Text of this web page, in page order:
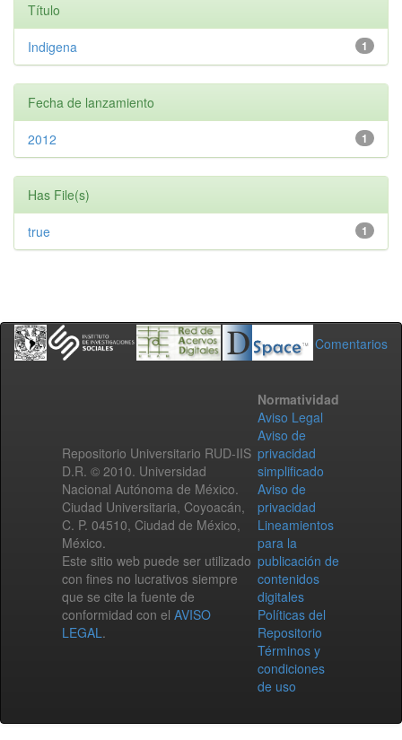
Título
1
Indigena
Fecha de lanzamiento
1
2012
Has File(s)
1
true
Comentarios
Repositorio Universitario RUD-IIS
D.R. © 2010. Universidad
Nacional Autónoma de México.
Ciudad Universitaria, Coyoacán,
C. P. 04510, Ciudad de México,
México.
Este sitio web puede ser utilizado
con fines no lucrativos siempre
que se cite la fuente de
conformidad con el AVISO
LEGAL.
Normatividad
Aviso Legal
Aviso de
privacidad
simplificado
Aviso de
privacidad
Lineamientos
para la
publicación de
contenidos
digitales
Políticas del
Repositorio
Términos y
condiciones
de uso